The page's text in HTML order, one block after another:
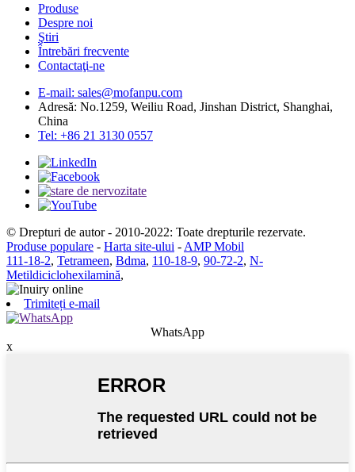
Produse
Despre noi
Ştiri
Întrebări frecvente
Contactaţi-ne
E-mail: sales@mofanpu.com
Adresă: No.1259, Weiliu Road, Jinshan District, Shanghai,
China
Tel: +86 21 3130 0557
© Drepturi de autor - 2010-2022: Toate drepturile rezervate.
Produse populare - Harta site-ului - AMP Mobil
111-18-2, Tetrameen, Bdma, 110-18-9, 90-72-2, N-
Metildiciclohexilamină,
Trimiteți e-mail
WhatsApp
x